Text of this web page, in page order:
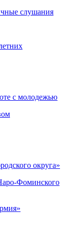
слушания
с молодежью
округа»
Фоминского